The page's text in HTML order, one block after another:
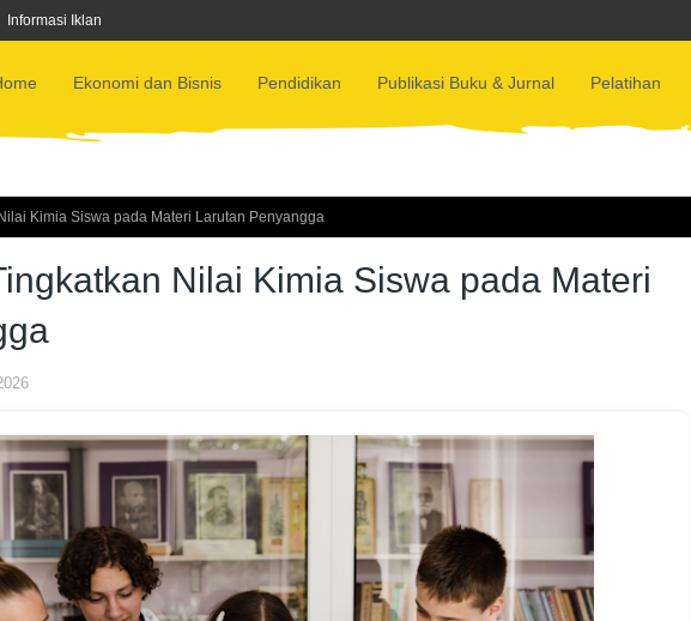
Informasi Iklan
Ekonomi dan Bisnis Pendidikan Publikasi Buku & Jurnal Pelatihan
Kimia Siswa pada Materi Larutan Penyangga
Nilai Kimia Siswa pada Materi